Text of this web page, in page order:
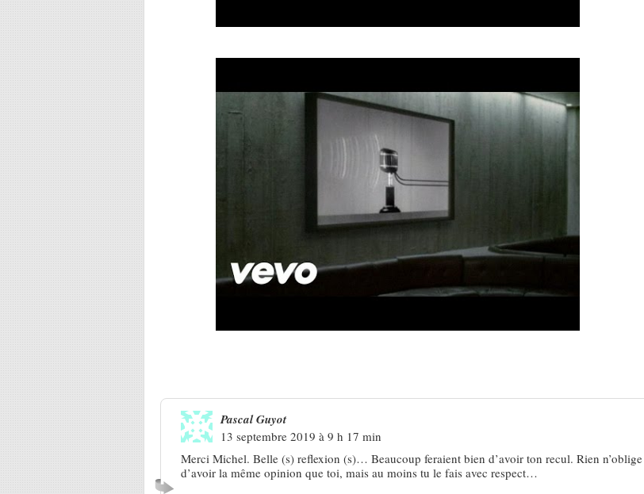
Pascal Guyot
13 septembre 2019 à 9 h 17 min
Merci Michel. Belle (s) reflexion (s)… Beaucoup feraient bien d’avoir ton recul. Rien n’oblige
d’avoir la même opinion que toi, mais au moins tu le fais avec respect…